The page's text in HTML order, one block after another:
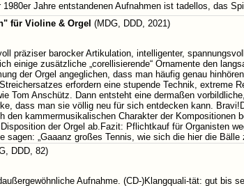
Jahre entstandenen Aufnahmen ist tadellos, das
für Violine & Orgel (MDG, DDD, 2021)
präziser barocker Artikulation, intelligenter,
einige zusätzliche „corellisierende“ Ornamente den
der Orgel angeglichen, dass man häufig genau
erfordern eine stupende Technik, extreme
Tom Anschütz. Dann entsteht eine dermaßen
dass man sie völlig neu für sich entdecken kann.
den kammermusikalischen Charakter der
der Orgel ab.Fazit: Pflichtkauf für Organisten
sagen: „Gaaanz großes Tennis, wie sich die hier die
DDD, 82)
Aufnahme. (CD-)Klangquali-tät: gut bis